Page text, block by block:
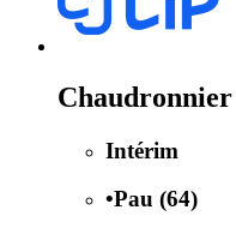
Intérim
•Pau (64)